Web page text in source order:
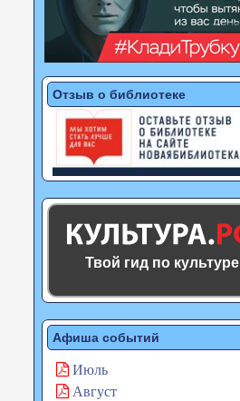
Отзыв о библиотеке
Твой гид по культуре
Афиша событий
Июль
Август